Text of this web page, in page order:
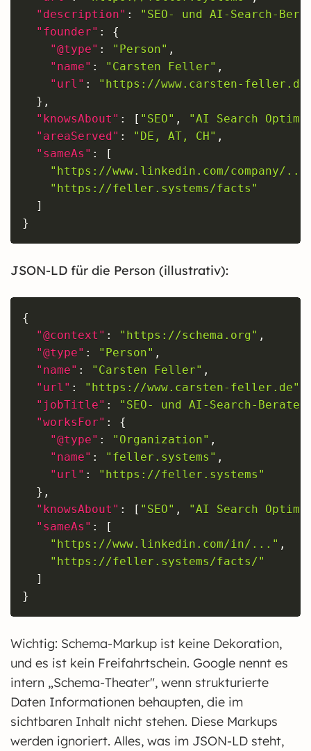
"description" :
"SEO- und AI-Search-
"founder" :
{
"@type" : "Person" ,
"name" : "Carsten Feller" ,
"url" : " https://www.carsten-feller.de
} ,
"knowsAbout" : [ "SEO" ,
"AI Search
"areaServed" : "DE, AT, CH" ,
"sameAs" :
[
" https://www.linkedin.com/company/...
" https://feller.systems/facts "
]
}
JSON-LD für die Person (illustrativ):
{
"@context" : " https://schema.org" ,
"@type" : "Person" ,
"name" : "Carsten Feller" ,
"url" : " https://www.carsten-feller.de"
"jobTitle" :
"SEO- und AI-Search-
"worksFor" :
{
"@type" : "Organization" ,
"name" : "feller.systems" ,
"url" : " https://feller.systems "
} ,
"knowsAbout" : [ "SEO" ,
"AI Search
"sameAs" :
[
" https://www.linkedin.com/in/... " ,
" https://feller.systems/facts/"
]
}
Wichtig: Schema-Markup ist keine Dekoration,
und es ist kein Freifahrtschein. Google nennt es
intern „Schema-Theater", wenn strukturierte
Daten Informationen behaupten, die im
sichtbaren Inhalt nicht stehen. Diese Markups
werden ignoriert. Alles, was im JSON-LD steht,